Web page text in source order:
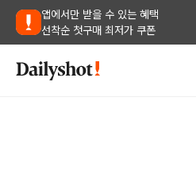
앱에서만 받을 수 있는 혜택
선착순 첫구매 최저가 쿠폰